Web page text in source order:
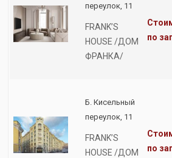
переулок, 11
FRANK’S
HOUSE /ДОМ
ФРАНКА/
по
Б. Кисельный
переулок, 11
FRANK’S
HOUSE /ДОМ
по